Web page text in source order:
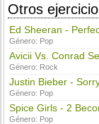
Otros
Ed Sheeran -
Género: Pop
Avicii Vs. Conrad
Género: Rock
Justin Bieber -
Género: Pop
Spice Girls - 2
Género: Pop